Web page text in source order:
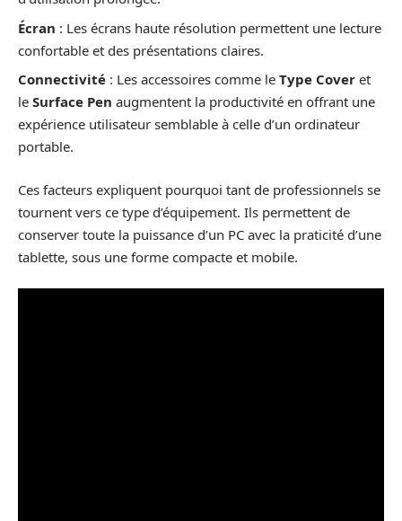
Écran : Les écrans haute résolution permettent une lecture
confortable et des présentations claires.
Connectivité : Les accessoires comme le Type Cover et
le Surface Pen augmentent la productivité en offrant une
expérience utilisateur semblable à celle d’un ordinateur
portable.
Ces facteurs expliquent pourquoi tant de professionnels se
tournent vers ce type d’équipement. Ils permettent de
conserver toute la puissance d’un PC avec la praticité d’une
tablette, sous une forme compacte et mobile.